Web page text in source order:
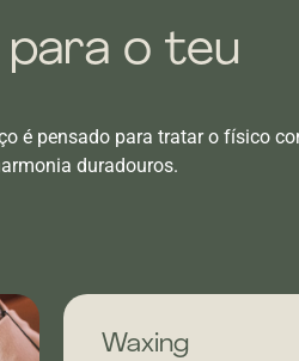
para o teu
é pensado para tratar o físico
duradouros.
Waxing